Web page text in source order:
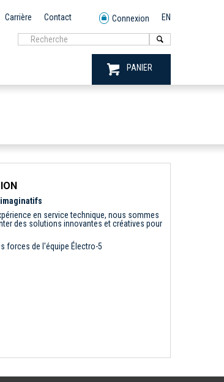
Carrière Contact Connexion EN
PANIER
en service technique, nous sommes
des solutions innovantes et créatives pour
forces de l'équipe Électro-5